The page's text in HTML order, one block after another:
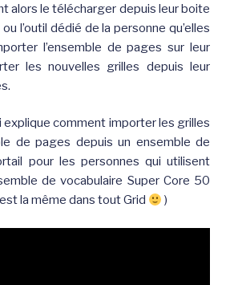
alors le télécharger depuis leur boite
l’outil dédié de la personne qu’elles
l’ensemble de pages sur leur
les nouvelles grilles depuis leur
explique comment importer les grilles
de pages depuis un ensemble de
pour les personnes qui utilisent
de vocabulaire Super Core 50
la même dans tout Grid
)